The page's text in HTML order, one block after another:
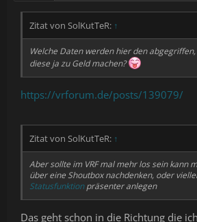
Zitat von SolKutTeR: ↑
Welche Daten werden hier den
diese ja zu Geld machen?
https://vrforum.de/posts/139079/
Zitat von SolKutTeR: ↑
Aber sollte im VRF mal mehr los sein kann
über eine Shoutbox nachdenken, oder
Statusfunktionpräsenter anlegen
Das geht schon in die Richtung die